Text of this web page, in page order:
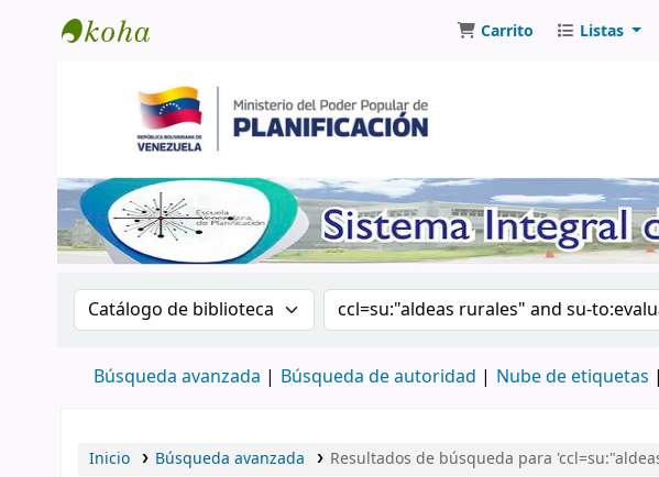
Carrito Listas
Buscar en el catálogo por:Buscar en el catálogo por palabra
Búsqueda avanzada Búsqueda de autoridad Nube de etiquetas
Inicio Búsqueda avanzada Resultados de búsqueda para